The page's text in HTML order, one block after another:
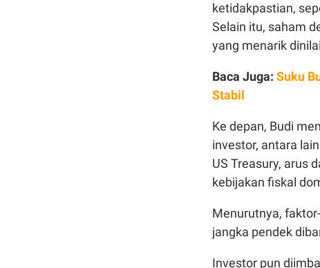
ketidakpastian,
Selain itu, saham
yang menarik
Baca Juga: Suku
Stabil
Ke depan, Budi
investor, antara
US Treasury, arus
kebijakan fiskal
Menurutnya,
jangka pendek
Investor pun